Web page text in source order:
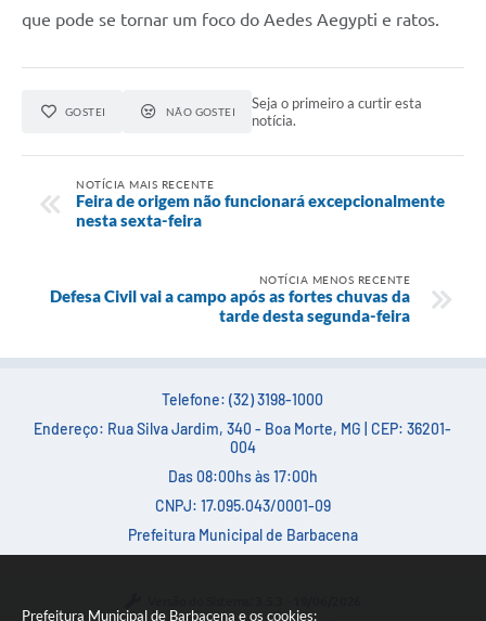
Prefeitura Municipal de Barbacena e os cookies:
que pode se tornar um foco do Aedes Aegypti e ratos.
GOSTEI NÃO GOSTEI
Seja o primeiro a curtir esta
notícia.
NOTÍCIA MAIS RECENTE
Feira de origem não funcionará excepcionalmente
nesta sexta-feira
NOTÍCIA MENOS RECENTE
Defesa Civil vai a campo após as fortes chuvas da
tarde desta segunda-feira
Telefone: (32) 3198-1000
Endereço: Rua Silva Jardim, 340 - Boa Morte, MG | CEP: 36201-
004
Das 08:00hs às 17:00h
CNPJ: 17.095.043/0001-09
Prefeitura Municipal de Barbacena